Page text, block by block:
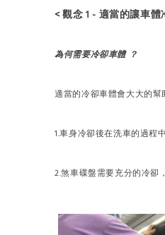
< 觀念 1 - 適當的讓車體
為何需要冷卻車體 ？
適當的冷卻車體會大大的幫
1.車身冷卻後在洗車的過程
2.煞車碟盤需要充分的冷卻